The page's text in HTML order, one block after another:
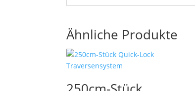
Ähnliche Produkte